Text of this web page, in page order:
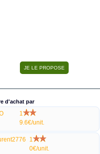
d'achat par
1
9.6€/unit.
1
0€/unit.